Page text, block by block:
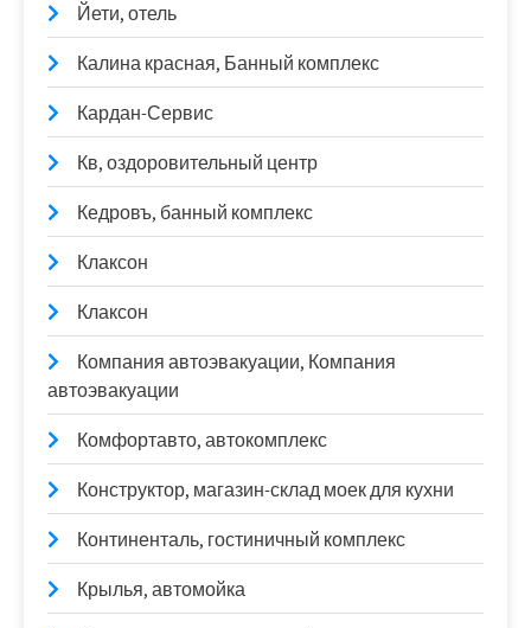
Йети, отель
Калина красная, Банный комплекс
Кардан-Сервис
Кв, оздоровительный центр
Кедровъ, банный комплекс
Клаксон
Клаксон
Компания автоэвакуации, Компания
автоэвакуации
Комфортавто, автокомплекс
Конструктор, магазин-склад моек для кухни
Континенталь, гостиничный комплекс
Крылья, автомойка